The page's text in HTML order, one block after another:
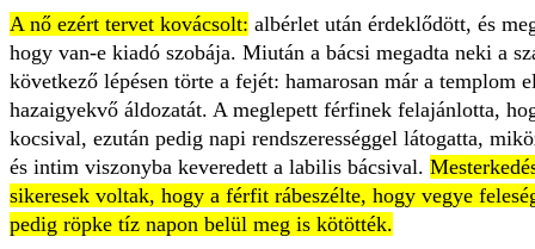
A nő ezért tervet kovácsolt: albérlet után érdeklődött, és
hogy van-e kiadó szobája. Miután a bácsi megadta neki a
következő lépésen törte a fejét: hamarosan már a templom
hazaigyekvő áldozatát. A meglepett férfinek felajánlotta,
kocsival, ezután pedig napi rendszerességgel látogatta,
és intim viszonyba keveredett a labilis bácsival.
sikeresek voltak, hogy a férfit rábeszélte, hogy vegye
pedig röpke tíz napon belül meg is kötötték.